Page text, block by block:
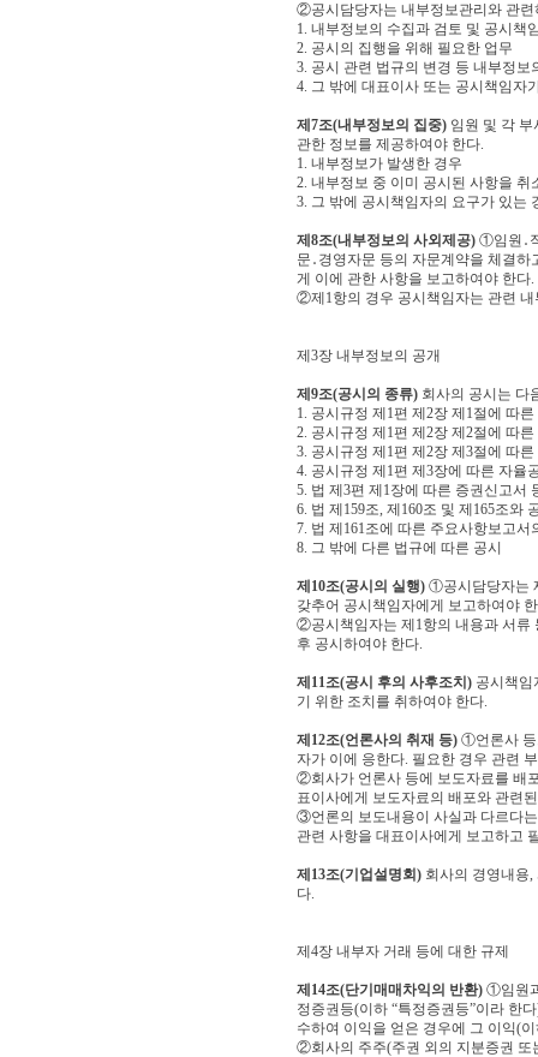
②공시담당자는 내부정보관리와 관련
1. 내부정보의 수집과 검토 및 공시책
2. 공시의 집행을 위해 필요한 업무
3. 공시 관련 법규의 변경 등 내부정
4. 그 밖에 대표이사 또는 공시책임자
제7조(내부정보의 집중)임원 및 각 부
관한 정보를 제공하여야 한다.
1. 내부정보가 발생한 경우
2. 내부정보 중 이미 공시된 사항을
3. 그 밖에 공시책임자의 요구가 있는
제8조(내부정보의 사외제공)①임원․
문․경영자문 등의 자문계약을 체결
게 이에 관한 사항을 보고하여야 한다.
②제1항의 경우 공시책임자는 관련
제3장 내부정보의 공개
제9조(공시의 종류)회사의 공시는 다
1. 공시규정 제1편 제2장 제1절에 따
2. 공시규정 제1편 제2장 제2절에 따
3. 공시규정 제1편 제2장 제3절에 따
4. 공시규정 제1편 제3장에 따른 자율
5. 법 제3편 제1장에 따른 증권신고서
6. 법 제159조, 제160조 및 제165조와
7. 법 제161조에 따른 주요사항보고서
8. 그 밖에 다른 법규에 따른 공시
제10조(공시의 실행)①공시담당자는
갖추어 공시책임자에게 보고하여야
②공시책임자는 제1항의 내용과 서류
후 공시하여야 한다.
제11조(공시 후의 사후조치)공시책임
기 위한 조치를 취하여야 한다.
제12조(언론사의 취재 등)①언론사 등
자가 이에 응한다. 필요한 경우 관련
②회사가 언론사 등에 보도자료를 배
표이사에게 보도자료의 배포와 관련
③언론의 보도내용이 사실과 다르다
관련 사항을 대표이사에게 보고하고
제13조(기업설명회)회사의 경영내용,
다.
제4장 내부자 거래 등에 대한 규제
제14조(단기매매차익의 반환)①임원과
정증권등(이하 “특정증권등”이라 한
수하여 이익을 얻은 경우에 그 이익(
②회사의 주주(주권 외의 지분증권 또